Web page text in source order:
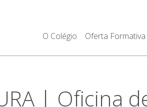
O Colégio Oferta Formativa
| Oficina